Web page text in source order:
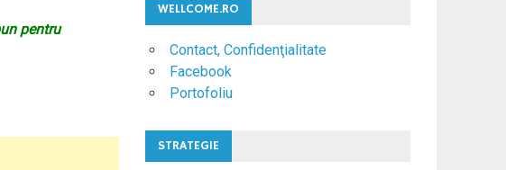
pentru
Servicii
Web
WELLCOME.RO
Contact, Confidenţialitate
Facebook
Portofoliu
STRATEGIE